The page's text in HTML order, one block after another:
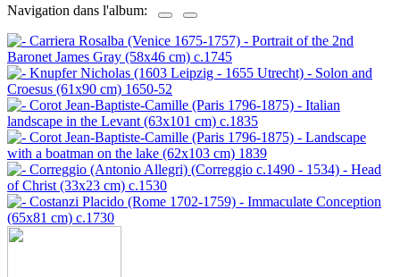
Navigation dans l'album: